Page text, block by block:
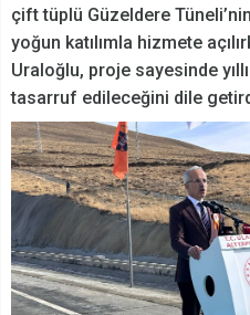
çift tüplü Güzeldere
yoğun katılımla hizmete
Uraloğlu, proje sayesinde
tasarruf edileceğini dile